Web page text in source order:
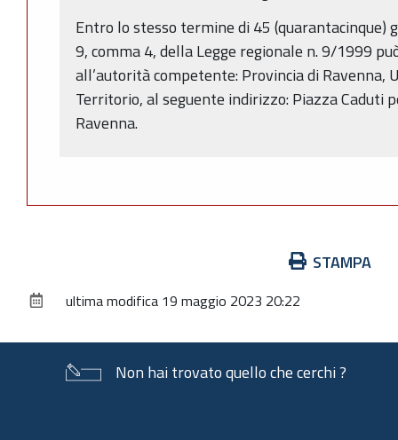
Entro lo stesso termine di 45 (quarantacinque)
9, comma 4, della Legge regionale n. 9/1999
all’autorità competente: Provincia di Ravenna,
Territorio, al seguente indirizzo: Piazza Caduti
Ravenna.
documento
STAMPA
ultima modifica 19 maggio 2023 20:22
Non hai trovato quello che cerchi ?